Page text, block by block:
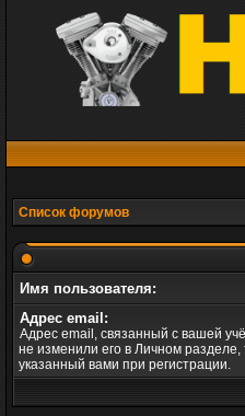
Список форумов
Имя пользователя:
Адрес email:
Адрес email, связанный с вашей
не изменили его в Личном разделе,
указанный вами при регистрации.